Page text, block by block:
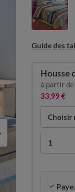
Guide des
Choisir
1
Housse
à partir de
33,99 €